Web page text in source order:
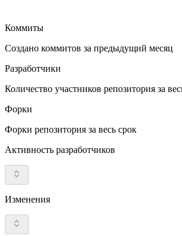
Коммиты
Создано коммитов за предыдущий месяц
Разработчики
Количество участников репозитория за
Форки
Форки репозитория за весь срок
Активность разработчиков
Изменения